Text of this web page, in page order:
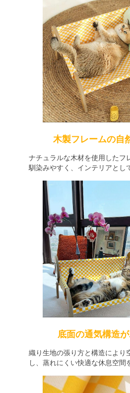
木製フレームの自
ナチュラルな木材を使用したフ
馴染みやすく、インテリアとし
底面の通気構造
織り生地の張り方と構造により
し、蒸れにくい快適な休息空間